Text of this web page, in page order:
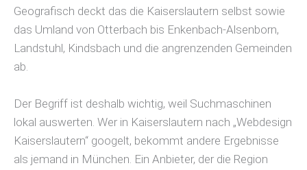
Geografisch deckt das die Kaiserslautern selbst sowie
das Umland von Otterbach bis Enkenbach-Alsenborn,
Landstuhl, Kindsbach und die angrenzenden Gemeinden
ab.
Der Begriff ist deshalb wichtig, weil Suchmaschinen
lokal auswerten. Wer in Kaiserslautern nach „Webdesign
Kaiserslautern“ googelt, bekommt andere Ergebnisse
als jemand in München. Ein Anbieter, der die Region